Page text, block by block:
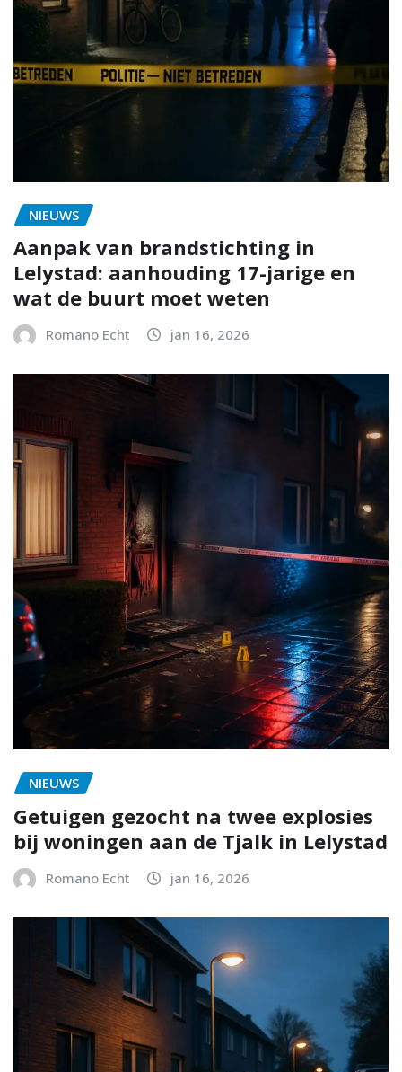
NIEUWS
Aanpak van brandstichting in
Lelystad: aanhouding 17-jarige en
wat de buurt moet weten
Romano Echt jan 16, 2026
NIEUWS
Getuigen gezocht na twee explosies
bij woningen aan de Tjalk in Lelystad
Romano Echt jan 16, 2026